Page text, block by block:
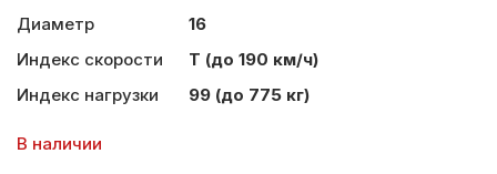
Диаметр
16
Индекс скорости
T (до 190 км/ч)
Индекс нагрузки
99 (до 775 кг)
В наличии